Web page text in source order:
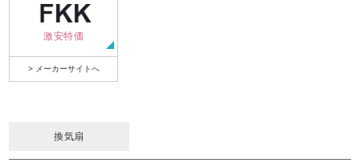
激安特価
> メーカーサイトへ
換気扇